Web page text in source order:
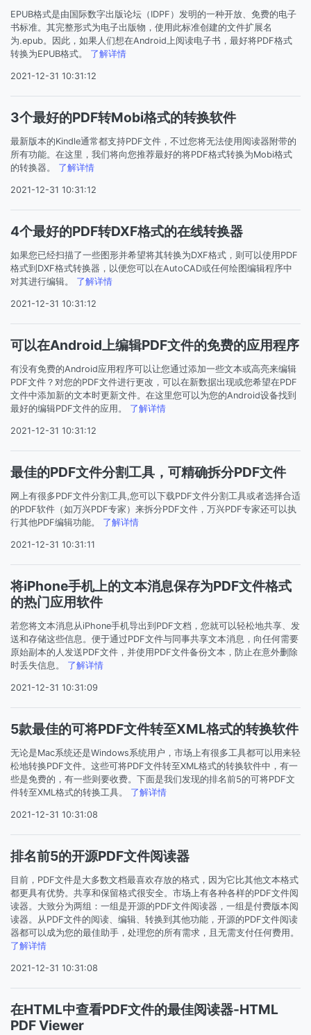
EPUB格式是由国际数字出版论坛（IDPF）发明的一种开放、免费的电子
书标准。其完整形式为电子出版物，使用此标准创建的文件扩展名
为.epub。因此，如果人们想在Android上阅读电子书，最好将PDF格式
转换为EPUB格式。 了解详情
2021-12-31 10:31:12
3个最好的PDF转Mobi格式的转换软件
最新版本的Kindle通常都支持PDF文件，不过您将无法使用阅读器附带的
所有功能。在这里，我们将向您推荐最好的将PDF格式转换为Mobi格式
的转换器。 了解详情
2021-12-31 10:31:12
4个最好的PDF转DXF格式的在线转换器
如果您已经扫描了一些图形并希望将其转换为DXF格式，则可以使用PDF
格式到DXF格式转换器，以便您可以在AutoCAD或任何绘图编辑程序中
对其进行编辑。 了解详情
2021-12-31 10:31:12
可以在Android上编辑PDF文件的免费的应用程序
有没有免费的Android应用程序可以让您通过添加一些文本或高亮来编辑
PDF文件？对您的PDF文件进行更改，可以在新数据出现或您希望在PDF
文件中添加新的文本时更新文件。在这里您可以为您的Android设备找到
最好的编辑PDF文件的应用。 了解详情
2021-12-31 10:31:12
最佳的PDF文件分割工具，可精确拆分PDF文件
网上有很多PDF文件分割工具,您可以下载PDF文件分割工具或者选择合适
的PDF软件（如万兴PDF专家）来拆分PDF文件，万兴PDF专家还可以执
行其他PDF编辑功能。 了解详情
2021-12-31 10:31:11
将iPhone手机上的文本消息保存为PDF文件格式
的热门应用软件
若您将文本消息从iPhone手机导出到PDF文档，您就可以轻松地共享、发
送和存储这些信息。便于通过PDF文件与同事共享文本消息，向任何需要
原始副本的人发送PDF文件，并使用PDF文件备份文本，防止在意外删除
时丢失信息。 了解详情
2021-12-31 10:31:09
5款最佳的可将PDF文件转至XML格式的转换软件
无论是Mac系统还是Windows系统用户，市场上有很多工具都可以用来轻
松地转换PDF文件。这些可将PDF文件转至XML格式的转换软件中，有一
些是免费的，有一些则要收费。下面是我们发现的排名前5的可将PDF文
件转至XML格式的转换工具。 了解详情
2021-12-31 10:31:08
排名前5的开源PDF文件阅读器
目前，PDF文件是大多数文档最喜欢存放的格式，因为它比其他文本格式
都更具有优势。共享和保留格式很安全。市场上有各种各样的PDF文件阅
读器。大致分为两组：一组是开源的PDF文件阅读器，一组是付费版本阅
读器。从PDF文件的阅读、编辑、转换到其他功能，开源的PDF文件阅读
器都可以成为您的最佳助手，处理您的所有需求，且无需支付任何费用。
了解详情
2021-12-31 10:31:08
在HTML中查看PDF文件的最佳阅读器-HTML
PDF Viewer